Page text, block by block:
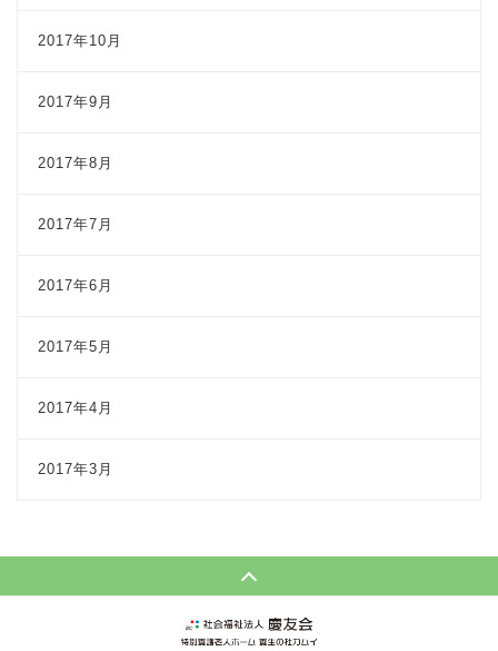
2017年10月
2017年9月
2017年8月
2017年7月
2017年6月
2017年5月
2017年4月
2017年3月